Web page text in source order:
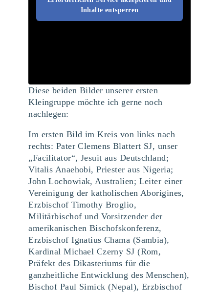
Inhalte entsperren
Diese beiden Bilder unserer ersten
Kleingruppe möchte ich gerne noch
nachlegen:
Im ersten Bild im Kreis von links nach
rechts: Pater Clemens Blattert SJ, unser
„Facilitator“, Jesuit aus Deutschland;
Vitalis Anaehobi, Priester aus Nigeria;
John Lochowiak, Australien; Leiter einer
Vereinigung der katholischen Aborigines,
Erzbischof Timothy Broglio,
Militärbischof und Vorsitzender der
amerikanischen Bischofskonferenz,
Erzbischof Ignatius Chama (Sambia),
Kardinal Michael Czerny SJ (Rom,
Präfekt des Dikasteriums für die
ganzheitliche Entwicklung des Menschen),
Bischof Paul Simick (Nepal), Erzbischof